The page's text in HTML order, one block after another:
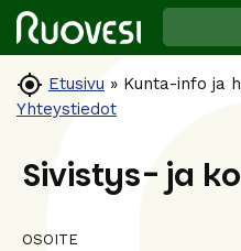
 Etusivu » Kunta-info ja
Yhteystiedot
Sivistys- ja
OSOITE